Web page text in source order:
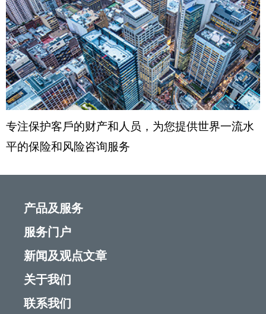
专注保护客戶的财产和人员，为您提供世界一流水
平的保险和风险咨询服务
产品及服务
服务门户
新闻及观点文章
关于我们
联系我们